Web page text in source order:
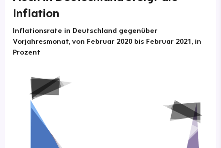
Inflation
Inflationsrate in Deutschland gegenüber
Vorjahresmonat, von Februar 2020 bis Februar 2021, in
Prozent